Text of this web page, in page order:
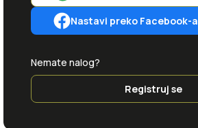
Nastavi preko Facebook-a
Nemate nalog?
Registruj se